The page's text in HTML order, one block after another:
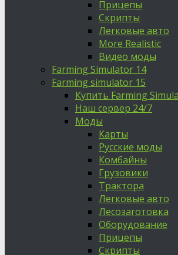
Прицепы
Скрипты
Легковые авто
More Realistic
Видео моды
Farming Simulator 14
Farming simulator 15
Купить Farming
Наш сервер 24/7
Моды
Карты
Русские моды
Комбайны
Грузовики
Трактора
Легковые авто
Лесозаготовка
Оборудование
Прицепы
Скрипты